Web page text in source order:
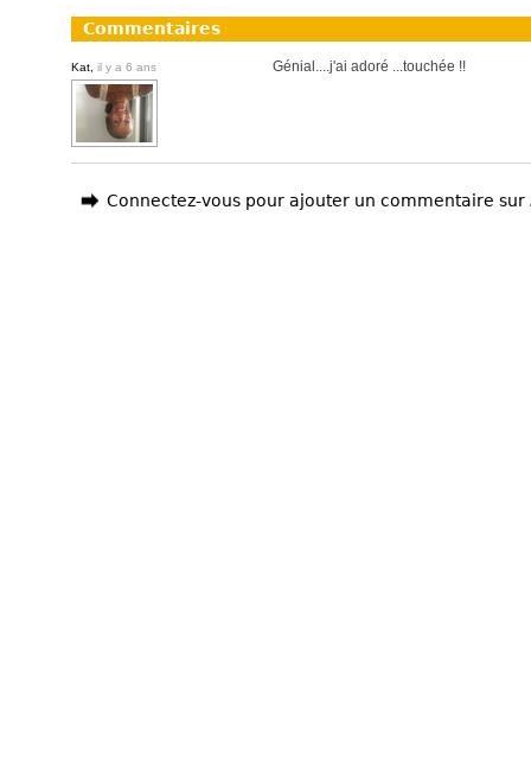
Commentaires
Kat, il y a 6 ans Génial....j'ai adoré ...touchée !!
Connectez-vous pour ajouter un commentaire sur